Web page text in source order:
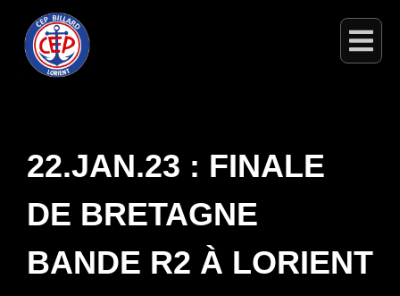
22.JAN.23 : FINALE
DE BRETAGNE
BANDE R2 À LORIENT